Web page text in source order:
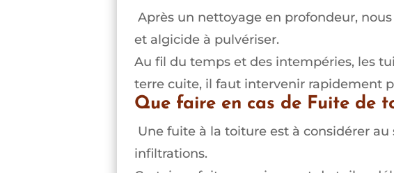
Après un nettoyage en profondeur,
et algicide à pulvériser.
Au fil du temps et des intempéries, les
terre cuite, il faut intervenir rapidement
Que faire en cas de Fuite de
Une fuite à la toiture est à considérer
infiltrations.